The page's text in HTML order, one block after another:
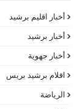
أخبار اقليم برشيد
أخبار برشيد
أخبار جهوية
اقلام برشيد بريس
الرياضة